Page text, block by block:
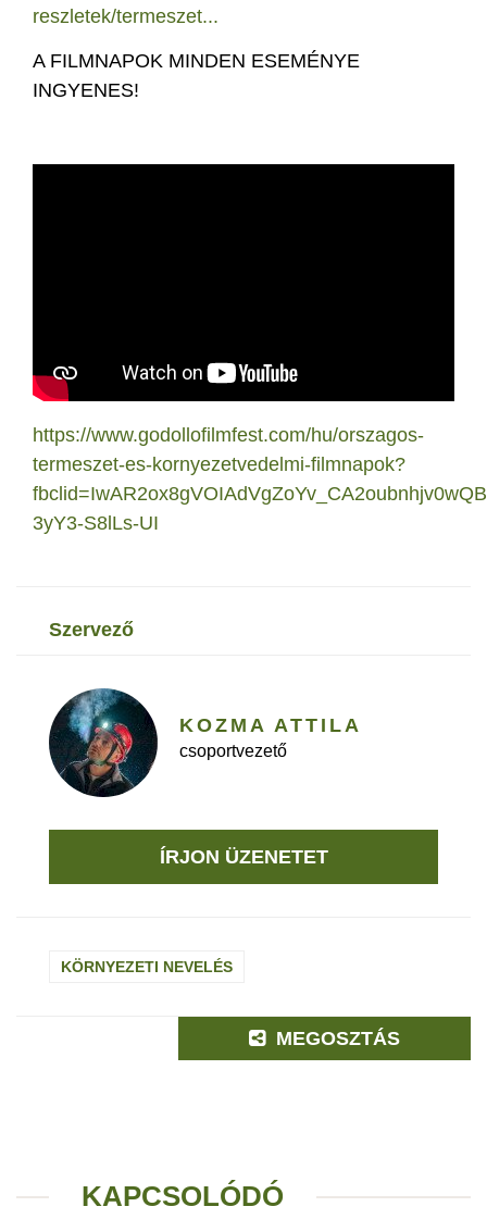
reszletek/termeszet...
A FILMNAPOK MINDEN ESEMÉNYE
INGYENES!
https://www.godollofilmfest.com/hu/orszagos-
termeszet-es-kornyezetvedelmi-filmnapok?
3yY3-S8lLs-UI
szervező
KOZMA ATTILA
csoportvezető
ÍRJON ÜZENETET
KÖRNYEZETI NEVELÉS
MEGOSZTÁS
KAPCSOLÓDÓ